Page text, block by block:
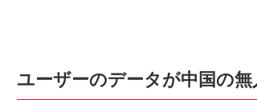
ユーザーのデータが中国の無